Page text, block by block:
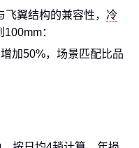
翼结构的兼容性， 冷
：
加50%，场景匹配比品